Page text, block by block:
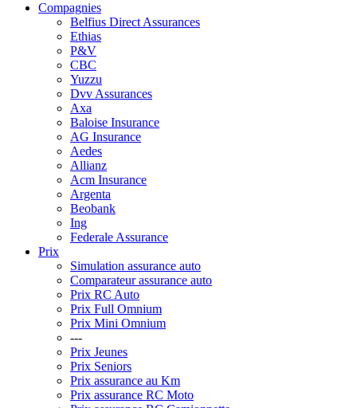
Compagnies
Belfius Direct Assurances
Ethias
P&V
CBC
Yuzzu
Dvv Assurances
Axa
Baloise Insurance
AG Insurance
Aedes
Allianz
Acm Insurance
Argenta
Beobank
Ing
Federale Assurance
Prix
Simulation assurance auto
Comparateur assurance auto
Prix RC Auto
Prix Full Omnium
Prix Mini Omnium
---
Prix Jeunes
Prix Seniors
Prix assurance au Km
Prix assurance RC Moto